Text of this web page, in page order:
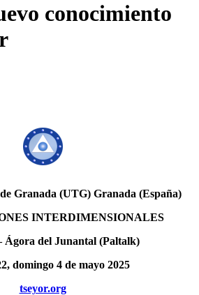
conocimiento
Granada (UTG) Granada (España)
INTERDIMENSIONALES
Ágora del Junantal (Paltalk)
domingo 4 de mayo 2025
tseyor.org